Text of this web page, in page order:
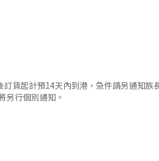
貨起計預14天內到港，急件請另通知族
另行個別通知。